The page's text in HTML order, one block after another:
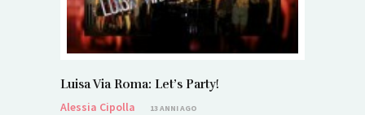
Luisa Via Roma: Let’s Party!
Alessia Cipolla
13 ANNI AGO